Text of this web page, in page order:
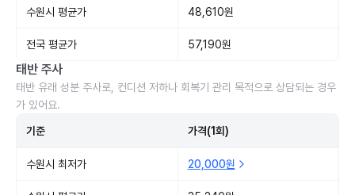
수원시 평균가 48,610원
전국 평균가 57,190원
태반 주사
태반 유래 성분 주사로, 컨디션 저하나 회복기 관리 목적으로 상담되는 경우
가 있어요.
기준 가격(1회)
수원시 최저가 20,000원